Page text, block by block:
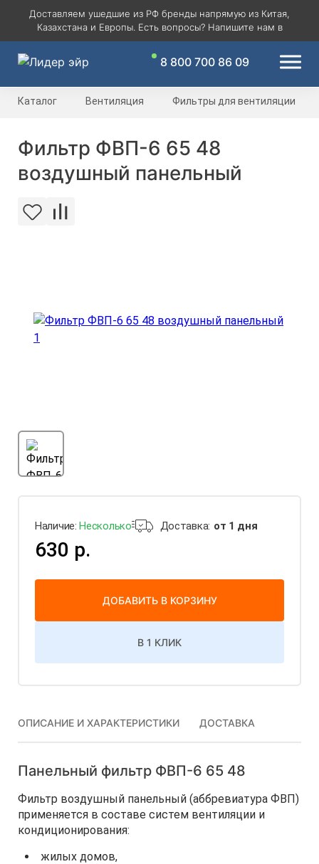
Доставляем ушедшие из РФ бренды напрямую из Китая,
Казахстана и Европы. Есть вопросы? Напишите нам в
8 800 700 86 09
Каталог Вентиляция Фильтры для вентиляции
Фильтр ФВП-6 65 48
воздушный панельный
Наличие:Несколько Доставка: от 1 дня
630 р.
ДОБАВИТЬ В КОРЗИНУ
В 1 КЛИК
ОПИСАНИЕ И ХАРАКТЕРИСТИКИ ДОСТАВКА
Панельный фильтр ФВП-6 65 48
Фильтр воздушный панельный (аббревиатура ФВП)
применяется в составе систем вентиляции и
кондиционирования:
жилых домов,